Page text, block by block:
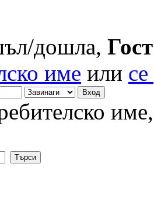
дошла, Гост
име или